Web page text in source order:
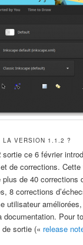
LA VERSION 1.1.2 ?
sortie ce 6 février
de corrections. Cette
de 40 corrections
8 corrections
utilisateur
documentation. Pour
sortie (« release